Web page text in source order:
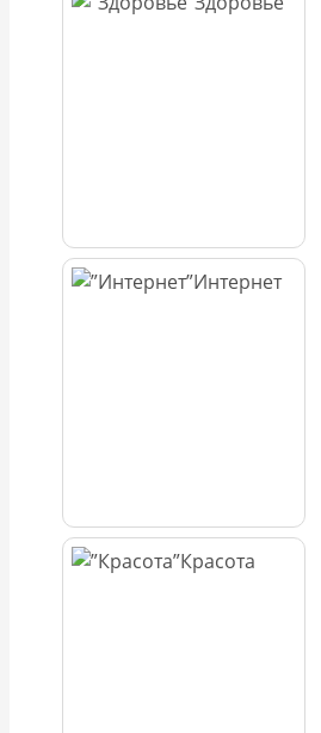
Интернет
Красота